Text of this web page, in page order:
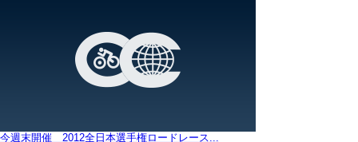
今週末開催 2012全日本選手権ロードレース...